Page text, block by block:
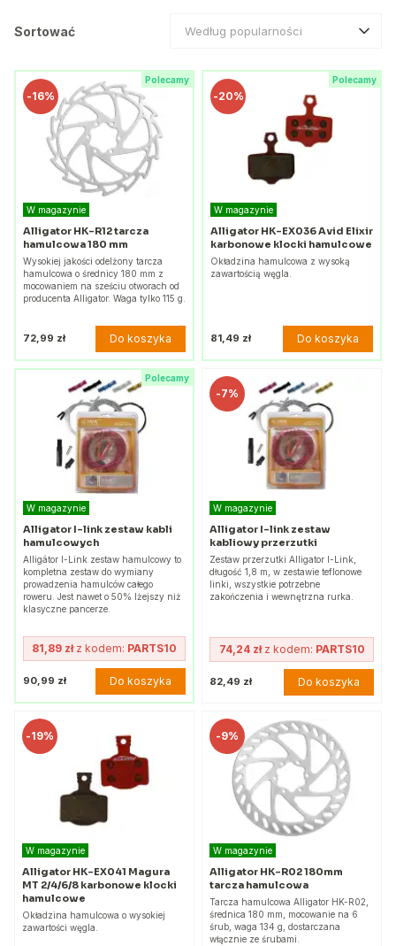
Sortować Według popularności
Polecamy
-16%
W magazynie
Alligator HK-R12 tarcza
hamulcowa 180 mm
Wysokiej jakości odelżony tarcza
hamulcowa o średnicy 180 mm z
mocowaniem na sześciu otworach od
producenta Alligator. Waga tylko 115 g.
72,99 zł Do koszyka
Polecamy
-20%
W magazynie
Alligator HK-EX036 Avid Elixir
karbonowe klocki hamulcowe
Okładzina hamulcowa z wysoką
zawartością węgla.
81,49 zł Do koszyka
Polecamy
W magazynie
Alligator I-link zestaw kabli
hamulcowych
Alligátor I-Link zestaw hamulcowy to
kompletna zestaw do wymiany
prowadzenia hamulców całego
roweru. Jest nawet o 50% lżejszy niż
klasyczne pancerze.
81,89 złz kodem: PARTS10
90,99 zł Do koszyka
-7%
W magazynie
Alligator I-link zestaw
kabliowy przerzutki
Zestaw przerzutki Alligator I-Link,
długość 1,8 m, w zestawie teflonowe
linki, wszystkie potrzebne
zakończenia i wewnętrzna rurka.
74,24 złz kodem: PARTS10
82,49 zł Do koszyka
-19%
W magazynie
Alligator HK-EX041 Magura
MT 2/4/6/8 karbonowe klocki
hamulcowe
Okładzina hamulcowa o wysokiej
zawartości węgla.
-9%
W magazynie
Alligator HK-R02 180mm
tarcza hamulcowa
Tarcza hamulcowa Alligator HK-R02,
średnica 180 mm, mocowanie na 6
śrub, waga 134 g, dostarczana
włącznie ze śrubami.